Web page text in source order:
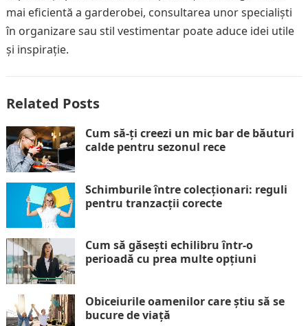
mai eficientă a garderobei, consultarea unor specialiști
în organizare sau stil vestimentar poate aduce idei utile
și inspirație.
Related Posts
Cum să-ți creezi un mic bar de băuturi
calde pentru sezonul rece
Schimburile între colecționari: reguli
pentru tranzacții corecte
Cum să găsești echilibru într-o
perioadă cu prea multe opțiuni
Obiceiurile oamenilor care știu să se
bucure de viață